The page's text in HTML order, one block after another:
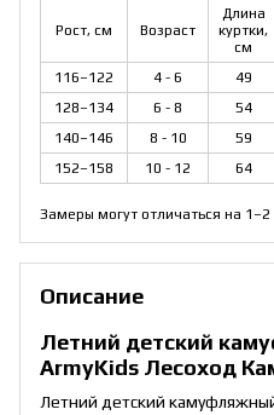
Рост, см Возраст
Длина
куртки,
см
116–122 4 - 6 49
128–134
6 - 8 54
140–146
8 - 10 59
152–158
10 - 12 64
Замеры могут отличаться на 1–2
Описание
Летний детский
ArmyKids Лесоход
Летний детский